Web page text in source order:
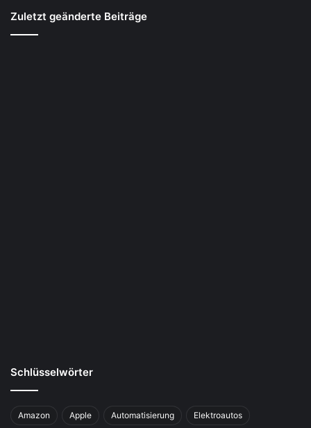
Zuletzt geänderte Beiträge
Schlüsselwörter
Amazon Apple Automatisierung Elektroautos